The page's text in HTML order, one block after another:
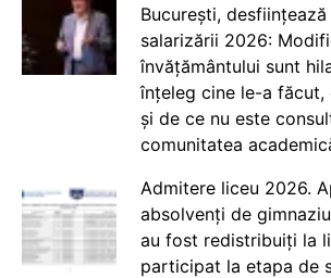
București,
salarizării 2026:
învățământului sunt
înțeleg cine le-a
și de ce nu este
comunitatea
Admitere liceu 2026.
absolvenți de
au fost redistribuiți la
participat la etapa de